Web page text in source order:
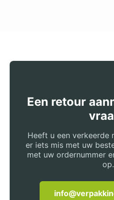
Een retour
Heeft u een verkeerde
er iets mis met uw
met uw ordernummer
op.